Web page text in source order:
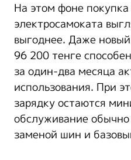
На этом фоне покупка
электросамоката
выгоднее. Даже
96 200 тенге
за один-два месяца
использования. При
зарядку остаются
обслуживание обычно
заменой шин и